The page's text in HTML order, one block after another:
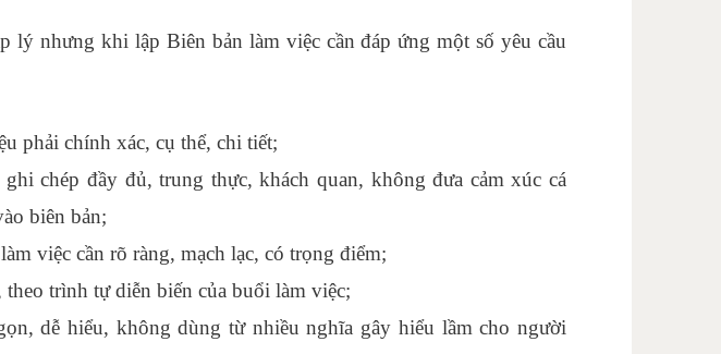
lý nhưng khi lập Biên bản làm việc cần đáp ứng một số yêu cầu
phải chính xác, cụ thể, chi tiết;
chép đầy đủ, trung thực, khách quan, không đưa cảm xúc cá
biên bản;
việc cần rõ ràng, mạch lạc, có trọng điểm;
trình tự diễn biến của buổi làm việc;
dễ hiểu, không dùng từ nhiều nghĩa gây hiểu lầm cho người